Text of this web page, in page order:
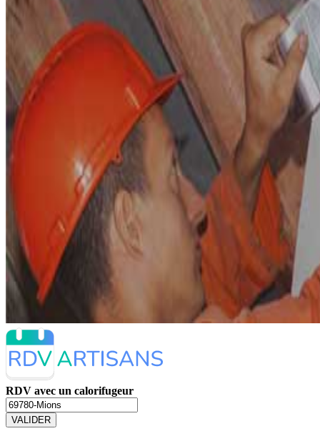
RDV avec un calorifugeur
VALIDER